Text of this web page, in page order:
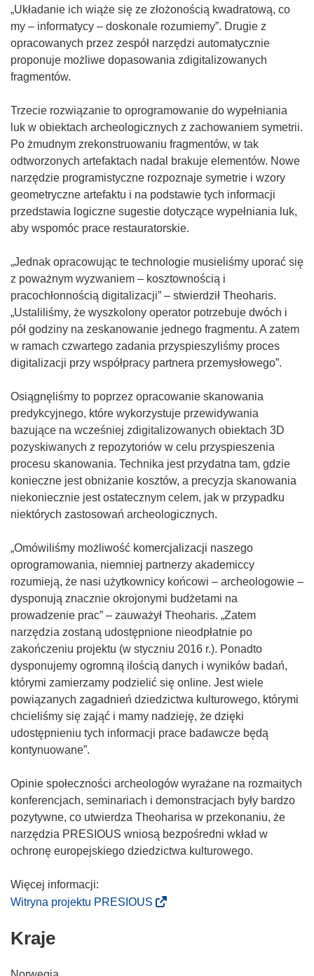
„Układanie ich wiąże się ze złożonością kwadratową, co
my – informatycy – doskonale rozumiemy”. Drugie z
opracowanych przez zespół narzędzi automatycznie
proponuje możliwe dopasowania zdigitalizowanych
fragmentów.
Trzecie rozwiązanie to oprogramowanie do wypełniania
luk w obiektach archeologicznych z zachowaniem symetrii.
Po żmudnym zrekonstruowaniu fragmentów, w tak
odtworzonych artefaktach nadal brakuje elementów. Nowe
narzędzie programistyczne rozpoznaje symetrie i wzory
geometryczne artefaktu i na podstawie tych informacji
przedstawia logiczne sugestie dotyczące wypełniania luk,
aby wspomóc prace restauratorskie.
„Jednak opracowując te technologie musieliśmy uporać się
z poważnym wyzwaniem – kosztownością i
pracochłonnością digitalizacji” – stwierdził Theoharis.
„Ustaliliśmy, że wyszkolony operator potrzebuje dwóch i
pół godziny na zeskanowanie jednego fragmentu. A zatem
w ramach czwartego zadania przyspieszyliśmy proces
digitalizacji przy współpracy partnera przemysłowego”.
Osiągnęliśmy to poprzez opracowanie skanowania
predykcyjnego, które wykorzystuje przewidywania
bazujące na wcześniej zdigitalizowanych obiektach 3D
pozyskiwanych z repozytoriów w celu przyspieszenia
procesu skanowania. Technika jest przydatna tam, gdzie
konieczne jest obniżanie kosztów, a precyzja skanowania
niekoniecznie jest ostatecznym celem, jak w przypadku
niektórych zastosowań archeologicznych.
„Omówiliśmy możliwość komercjalizacji naszego
oprogramowania, niemniej partnerzy akademiccy
rozumieją, że nasi użytkownicy końcowi – archeologowie –
dysponują znacznie okrojonymi budżetami na
prowadzenie prac” – zauważył Theoharis. „Zatem
narzędzia zostaną udostępnione nieodpłatnie po
zakończeniu projektu (w styczniu 2016 r.). Ponadto
dysponujemy ogromną ilością danych i wyników badań,
którymi zamierzamy podzielić się online. Jest wiele
powiązanych zagadnień dziedzictwa kulturowego, którymi
chcieliśmy się zająć i mamy nadzieję, że dzięki
udostępnieniu tych informacji prace badawcze będą
kontynuowane”.
Opinie społeczności archeologów wyrażane na rozmaitych
konferencjach, seminariach i demonstracjach były bardzo
pozytywne, co utwierdza Theoharisa w przekonaniu, że
narzędzia PRESIOUS wniosą bezpośredni wkład w
ochronę europejskiego dziedzictwa kulturowego.
Witryna projektu PRESIOUS
Kraje